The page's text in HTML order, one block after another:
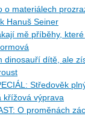
o materiálech
Hanuš Seiner
mě příběhy,
dinosauří dítě, ale
Středověk
křížová výprava
O proměnách